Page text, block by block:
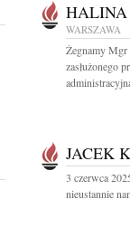
HALINA
WARSZAWA
Żegnamy
zasłużonego
JACEK
3 czerwca
nieustannie